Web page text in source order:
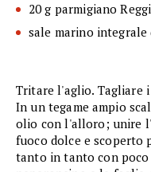
20 g parmigiano
sale marino integrale
Tritare l'aglio.
In un tegame ampio
olio con l'alloro; unire
fuoco dolce e scoperto
tanto in tanto con